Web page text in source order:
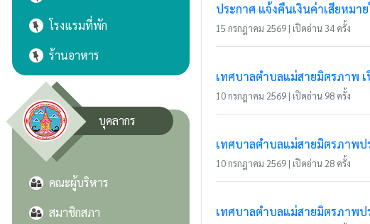
โรงแรมที่พัก
ร้านอาหาร
บุคลากร
คณะผู้บริหาร
สมาชิกสภา
ประกาศ แจ้งคืนเงินค่าเสียหม
15 กรกฎาคม 2569 | เปิดอ่าน 34 ครั้ง
เทศบาลตำบลแม่สายมิตรภาพ
10 กรกฎาคม 2569 | เปิดอ่าน 98 ครั้ง
เทศบาลตำบลแม่สายมิตรภาพ
10 กรกฎาคม 2569 | เปิดอ่าน 28 ครั้ง
เทศบาลตำบลแม่สายมิตรภาพ